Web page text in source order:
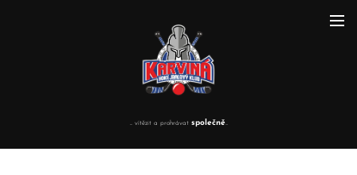
... vítězit a prohrávat společně...